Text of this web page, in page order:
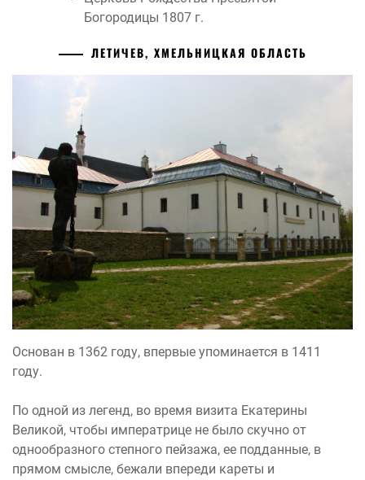
Богородицы 1807 г.
ЛЕТИЧЕВ, ХМЕЛЬНИЦКАЯ ОБЛАСТЬ
Основан в 1362 году, впервые упоминается в 1411
году.
По одной из легенд, во время визита Екатерины
Великой, чтобы императрице не было скучно от
однообразного степного пейзажа, ее подданные, в
прямом смысле, бежали впереди кареты и